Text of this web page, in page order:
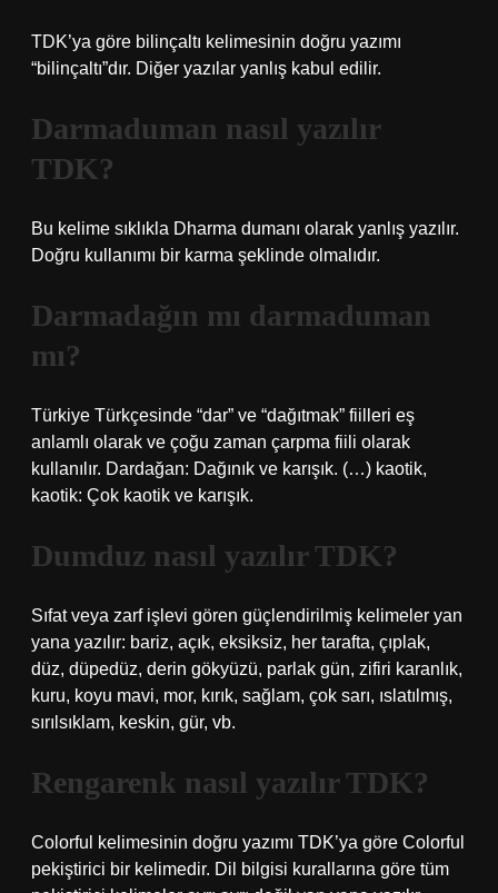
TDK’ya göre bilinçaltı kelimesinin doğru yazımı
“bilinçaltı”dır. Diğer yazılar yanlış kabul edilir.
Darmaduman nasıl yazılır
TDK?
Bu kelime sıklıkla Dharma dumanı olarak yanlış yazılır.
Doğru kullanımı bir karma şeklinde olmalıdır.
Darmadağın mı darmaduman
mı?
Türkiye Türkçesinde “dar” ve “dağıtmak” fiilleri eş
anlamlı olarak ve çoğu zaman çarpma fiili olarak
kullanılır. Dardağan: Dağınık ve karışık. (…) kaotik,
kaotik: Çok kaotik ve karışık.
Dumduz nasıl yazılır TDK?
Sıfat veya zarf işlevi gören güçlendirilmiş kelimeler yan
yana yazılır: bariz, açık, eksiksiz, her tarafta, çıplak,
düz, düpedüz, derin gökyüzü, parlak gün, zifiri karanlık,
kuru, koyu mavi, mor, kırık, sağlam, çok sarı, ıslatılmış,
sırılsıklam, keskin, gür, vb.
Rengarenk nasıl yazılır TDK?
Colorful kelimesinin doğru yazımı TDK’ya göre Colorful
pekiştirici bir kelimedir. Dil bilgisi kurallarına göre tüm